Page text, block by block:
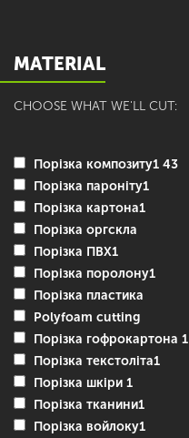
MATERIAL
CHOOSE WHAT WE'LL CUT:
Порізка композиту1 43
Порізка пароніту1
Порізка картона1
Порізка оргскла
Порізка ПВХ1
Порізка поролону1
Порізка пластика
Polyfoam cutting
Порізка гофрокартона 1
Порізка текстоліта1
Порізка шкіри 1
Порізка тканини1
Порізка войлоку1